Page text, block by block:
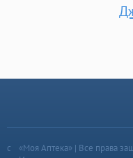
«Моя Аптека» | Все права